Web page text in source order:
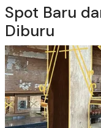
Spot Baru
Diburu